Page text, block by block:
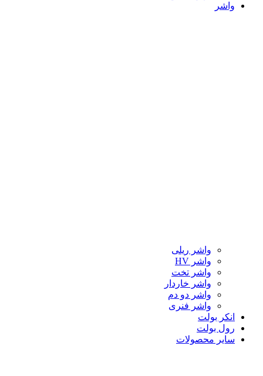
واشر
واشر ریلی
واشر HV
واشر تخت
واشر خاردار
واشر دو دم
واشر فنری
انکر بولت
رول بولت
سایر محصولات